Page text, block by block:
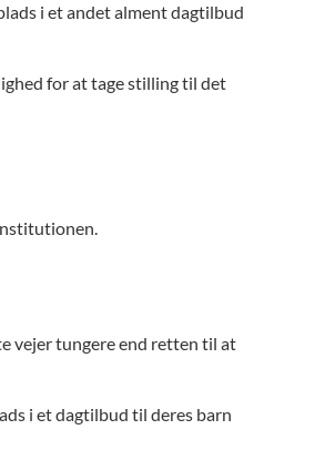
i et andet alment dagtilbud
for at tage stilling til det
vejer tungere end retten til at
i et dagtilbud til deres barn